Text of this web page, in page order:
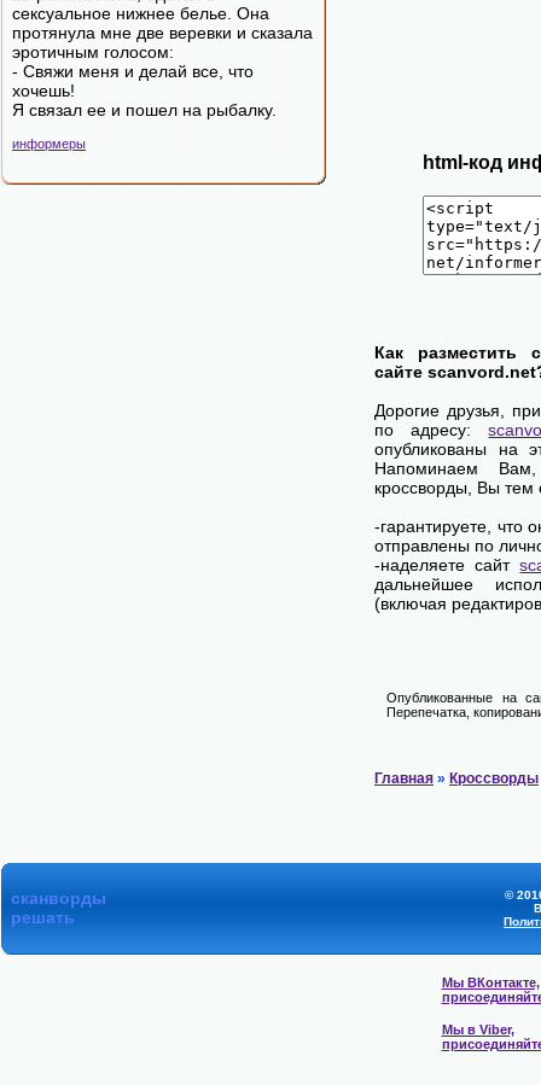
сексуальное нижнее белье. Она
протянула мне две веревки и сказала
эротичным голосом:
- Свяжи меня и делай все, что
хочешь!
Я связал ее и пошел на рыбалку.
информеры
html-код
Как разместить
сайте
Дорогие друзья,
по адресу:
опубликованы на
Напоминаем
кроссворды, Вы
-гарантируете, что
отправлены по
-наделяете сайт
дальнейшее
(включая
Опубликованные на
Перепечатка,
Главная » Кроссворды
сканворды
решать
©
Мы ВКонтакте,
Мы в Viber,